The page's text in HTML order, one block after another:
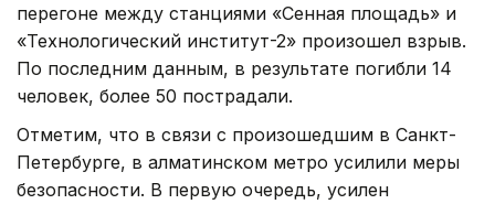
перегоне между станциями «Сенная площадь» и
«Технологический институт-2» произошел взрыв.
По последним данным, в результате погибли 14
человек, более 50 пострадали.
Отметим, что в связи с произошедшим в Санкт-
Петербурге, в алматинском метро усилили меры
безопасности. В первую очередь, усилен